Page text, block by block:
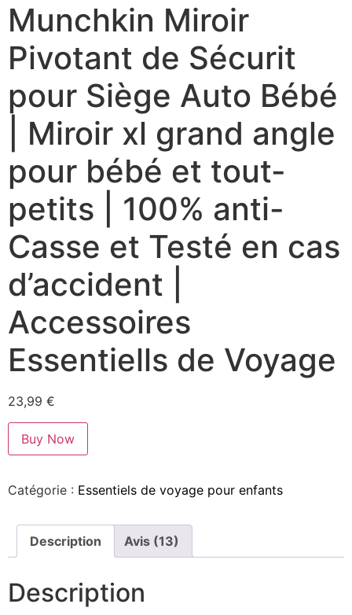
Munchkin Miroir
Pivotant de Sécurit
pour Siège Auto Bébé
| Miroir xl grand angle
pour bébé et tout-
petits | 100% anti-
Casse et Testé en cas
d’accident |
Accessoires
Essentiells de Voyage
23,99 €
Buy Now
Catégorie : Essentiels de voyage pour enfants
Description Avis (13)
Description